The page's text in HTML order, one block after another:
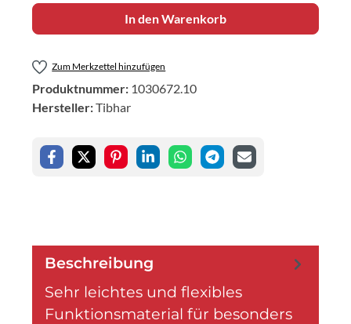
In den Warenkorb
Zum Merkzettel hinzufügen
Produktnummer: 1030672.10
Hersteller:Tibhar
Beschreibung
Sehr leichtes und flexibles
Funktionsmaterial für besonders